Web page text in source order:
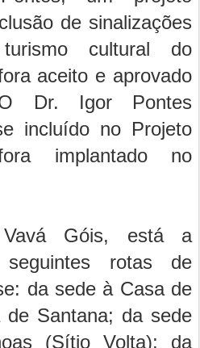
de sinalizações
cultural do
aceito e aprovado
O Dr. Igor Pontes
incluído no Projeto
implantado no
Góis, está a
seguintes rotas de
da sede à Casa de
de Santana; da sede
(Sítio Volta); da